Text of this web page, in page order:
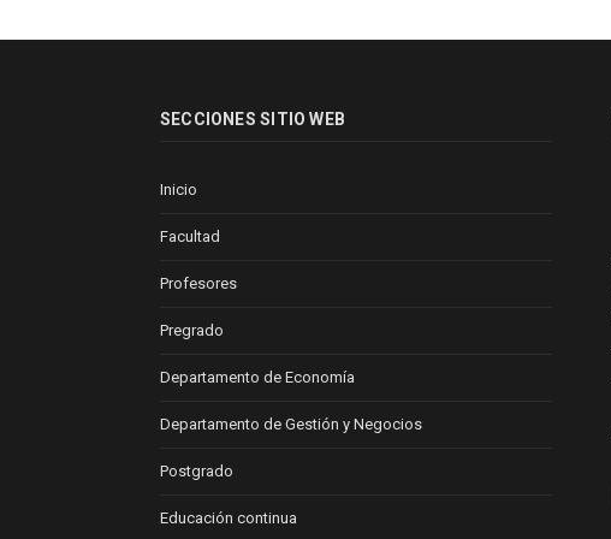
SECCIONES SITIO WEB
Inicio
Facultad
Profesores
Pregrado
Departamento de Economía
Departamento de Gestión y Negocios
Postgrado
Educación continua